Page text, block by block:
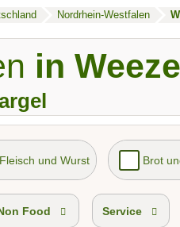
Nordrhein-Westfalen
in
Fleisch und Wurst Brot
Food Service